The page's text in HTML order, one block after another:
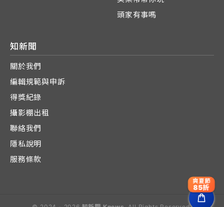
頭家有事嗎
知新聞
關於我們
編輯規範與申訴
得獎紀錄
攝影棚出租
聯絡我們
隱私說明
服務條款
爽夏節
85折